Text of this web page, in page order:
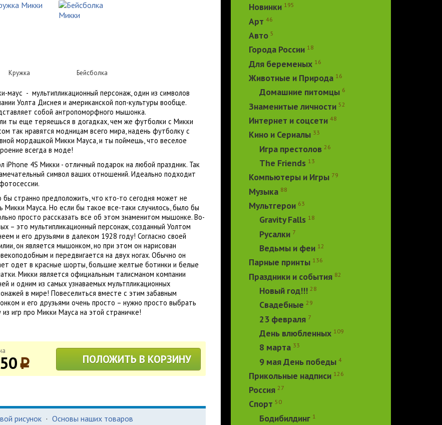
Кружка Бейсболка
маус - мультипликационный персонаж, один из символов
Уолта Диснея и американской поп-культуры вообще.
собой антропоморфного мышонка.
ты еще теряешься в догадках, чем же футболки с Микки
так нравятся модницам всего мира, надень футболку с
мордашкой Микки Мауса, и ты поймешь, что веселое
всегда в моде!
iPhone 4S Микки - отличный подарок на любой праздник. Так
символ ваших отношений. Идеально подходит
бы странно предположить, что кто-то сегодня может не
Микки Мауса. Но если бы такое все-таки случилось, было бы
просто рассказать все об этом знаменитом мышонке. Во-
– это мультипликационный персонаж, созданный Уолтом
и его друзьями в далеком 1928 году! Согласно своей
он является мышонком, но при этом он нарисован
и передвигается на двух ногах. Обычно он
одет в красные шорты, большие желтые ботинки и белые
Микки является официальным талисманом компании
и одним из самых узнаваемых мультпликационных
в мире! Повеселиться вместе с этим забавным
и его друзьями очень просто – нужно просто выбрать
из игр про Микки Мауса на этой страничке!
p ПОЛОЖИТЬ В КОРЗИНУ
рисунок · Основы наших товаров
Новинки 195
Арт 46
Авто 5
Города России 18
Для беременых 16
Животные и Природа 16
Домашние питомцы 6
Знаменитые личности 52
Интернет и соцсети 48
Кино и Сериалы 33
Игра престолов 26
The Friends 13
Компьютеры и Игры 79
Музыка 88
Мультгерои 63
Gravity Falls 18
Русалки 7
Ведьмы и феи 12
Парные принты 136
Праздники и события 82
Новый год!!! 28
Свадебные 29
23 февраля 7
День влюбленных 109
8 марта 33
9 мая День победы 4
Прикольные надписи 126
Россия 27
Спорт 50
Бодибилдинг 1